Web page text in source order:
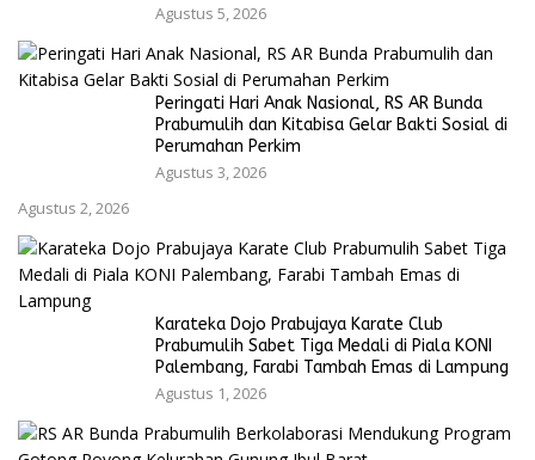
Agustus 5, 2026
Peringati Hari Anak Nasional, RS AR Bunda
Prabumulih dan Kitabisa Gelar Bakti Sosial di
Perumahan Perkim
Agustus 3, 2026
Agustus 2, 2026
Karateka Dojo Prabujaya Karate Club
Prabumulih Sabet Tiga Medali di Piala KONI
Palembang, Farabi Tambah Emas di Lampung
Agustus 1, 2026